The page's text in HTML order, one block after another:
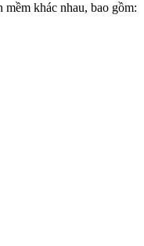
khác nhau, bao gồm: